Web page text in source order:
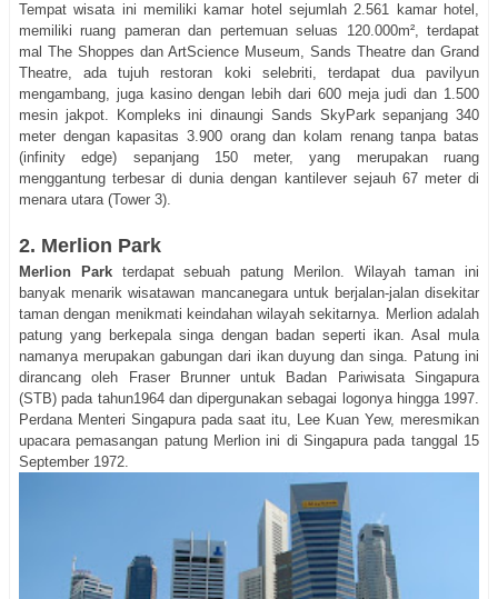
Tempat wisata ini memiliki kamar hotel sejumlah 2.561 kamar hotel,
memiliki ruang pameran dan pertemuan seluas 120.000m², terdapat
mal The Shoppes dan ArtScience Museum, Sands Theatre dan Grand
Theatre, ada tujuh restoran koki selebriti, terdapat dua pavilyun
mengambang, juga kasino dengan lebih dari 600 meja judi dan 1.500
mesin jakpot. Kompleks ini dinaungi Sands SkyPark sepanjang 340
meter dengan kapasitas 3.900 orang dan kolam renang tanpa batas
(infinity edge) sepanjang 150 meter, yang merupakan ruang
menggantung terbesar di dunia dengan kantilever sejauh 67 meter di
menara utara (Tower 3).
2. Merlion Park
Merlion Parkterdapat sebuah patung Merilon. Wilayah taman ini
banyak menarik wisatawan mancanegara untuk berjalan-jalan disekitar
taman dengan menikmati keindahan wilayah sekitarnya. Merlion adalah
patung yang berkepala singa dengan badan seperti ikan. Asal mula
namanya merupakan gabungan dari ikan duyung dan singa. Patung ini
dirancang oleh Fraser Brunner untuk Badan Pariwisata Singapura
(STB) pada tahun1964 dan dipergunakan sebagai logonya hingga 1997.
Perdana Menteri Singapura pada saat itu, Lee Kuan Yew, meresmikan
upacara pemasangan patung Merlion ini di Singapura pada tanggal 15
September 1972.